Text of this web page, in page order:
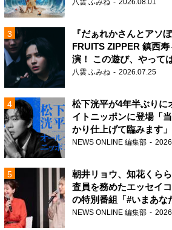
八雲 ふみね 2026.08.01
『だぁれかさんとアソぼ
FRUITS ZIPPER 鎮西寿
演！ この遊び、やって
せん。
八雲 ふみね 2026.07.25
松下洸平が4年半ぶりに
イトニッポンに登場「
かり仕上げて臨みます」
NEWS ONLINE 編集部
朝井リョウ、知花くら
査員を務めたエッセイ
の特別番組「#いまあな
たいこと」
NEWS ONLINE 編集部